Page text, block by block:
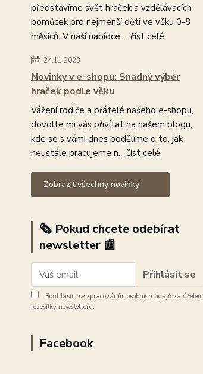
představíme svět hraček a vzdělávacích
pomůcek pro nejmenší děti ve věku 0-8
měsíců. V naší nabídce ... číst celé
24.11.2023
Novinky v e-shopu: Snadný výběr
hraček podle věku
Vážení rodiče a přátelé našeho e-shopu,
dovolte mi vás přivítat na našem blogu,
kde se s vámi dnes podělíme o to, jak
neustále pracujeme n... číst celé
Zobrazit všechny novinky
🗞️ Pokud chcete odebírat
newsletter 📰
Přihlásit se
Souhlasím se zpracováním osobních údajů za účelem
rozesílky newsletteru.
Facebook